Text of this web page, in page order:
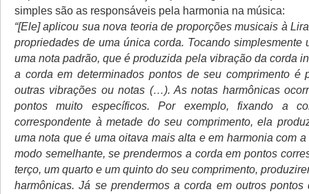
simples são as responsáveis pela harmonia na música:
“[Ele] aplicou sua nova teoria de proporções musicais à
propriedades de uma única corda. Tocando simplesmente
uma nota padrão, que é produzida pela vibração da corda
a corda em determinados pontos de seu comprimento é
outras vibrações ou notas (…). As notas harmônicas
pontos muito específicos. Por exemplo, fixando a
correspondente à metade do seu comprimento, ela
uma nota que é uma oitava mais alta e em harmonia com
modo semelhante, se prendermos a corda em pontos
terço, um quarto e um quinto do seu comprimento,
harmônicas. Já se prendermos a corda em outros pontos